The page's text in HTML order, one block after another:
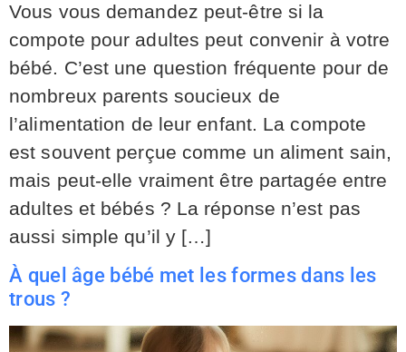
Vous vous demandez peut-être si la
compote pour adultes peut convenir à votre
bébé. C’est une question fréquente pour de
nombreux parents soucieux de
l’alimentation de leur enfant. La compote
est souvent perçue comme un aliment sain,
mais peut-elle vraiment être partagée entre
adultes et bébés ? La réponse n’est pas
aussi simple qu’il y […]
À quel âge bébé met les formes dans les
trous ?